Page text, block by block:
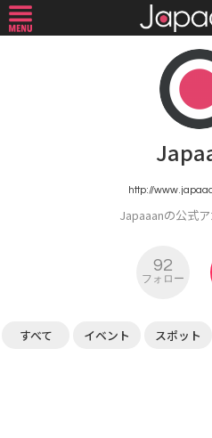
http://
Japaaanの公式
92
フォロー
すべて イベント スポット